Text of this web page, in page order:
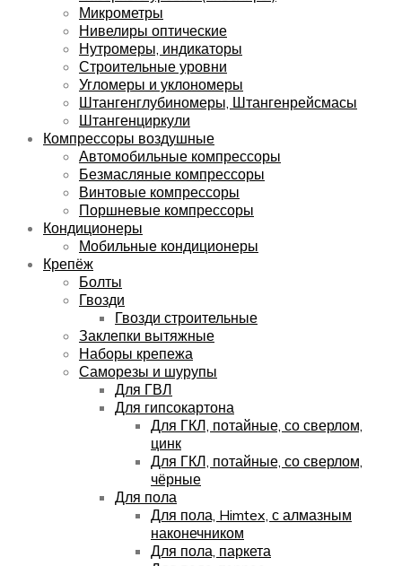
Микрометры
Нивелиры оптические
Нутромеры, индикаторы
Строительные уровни
Угломеры и уклономеры
Штангенглубиномеры, Штангенрейсмасы
Штангенциркули
Компрессоры воздушные
Автомобильные компрессоры
Безмасляные компрессоры
Винтовые компрессоры
Поршневые компрессоры
Кондиционеры
Мобильные кондиционеры
Крепёж
Болты
Гвозди
Гвозди строительные
Заклепки вытяжные
Наборы крепежа
Саморезы и шурупы
Для ГВЛ
Для гипсокартона
Для ГКЛ, потайные, со сверлом,
цинк
Для ГКЛ, потайные, со сверлом,
чёрные
Для пола
Для пола, Himtex, с алмазным
наконечником
Для пола, паркета